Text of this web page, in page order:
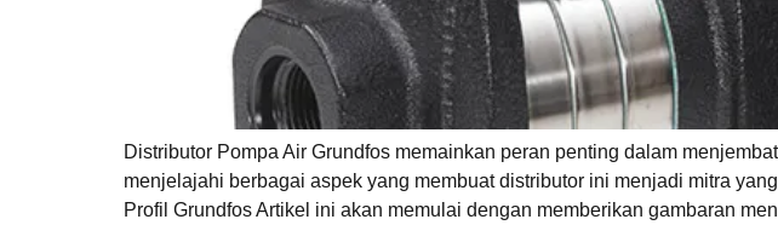
Distributor Pompa Air Grundfos memainkan peran penting dalam
menjelajahi berbagai aspek yang membuat distributor ini menjadi mitra
Profil Grundfos Artikel ini akan memulai dengan memberikan gambaran